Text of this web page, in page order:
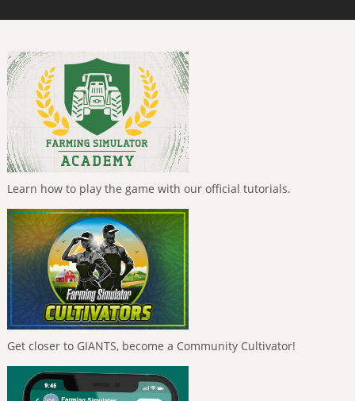
Learn how to play the game with our official tutorials.
Get closer to GIANTS, become a Community Cultivator!